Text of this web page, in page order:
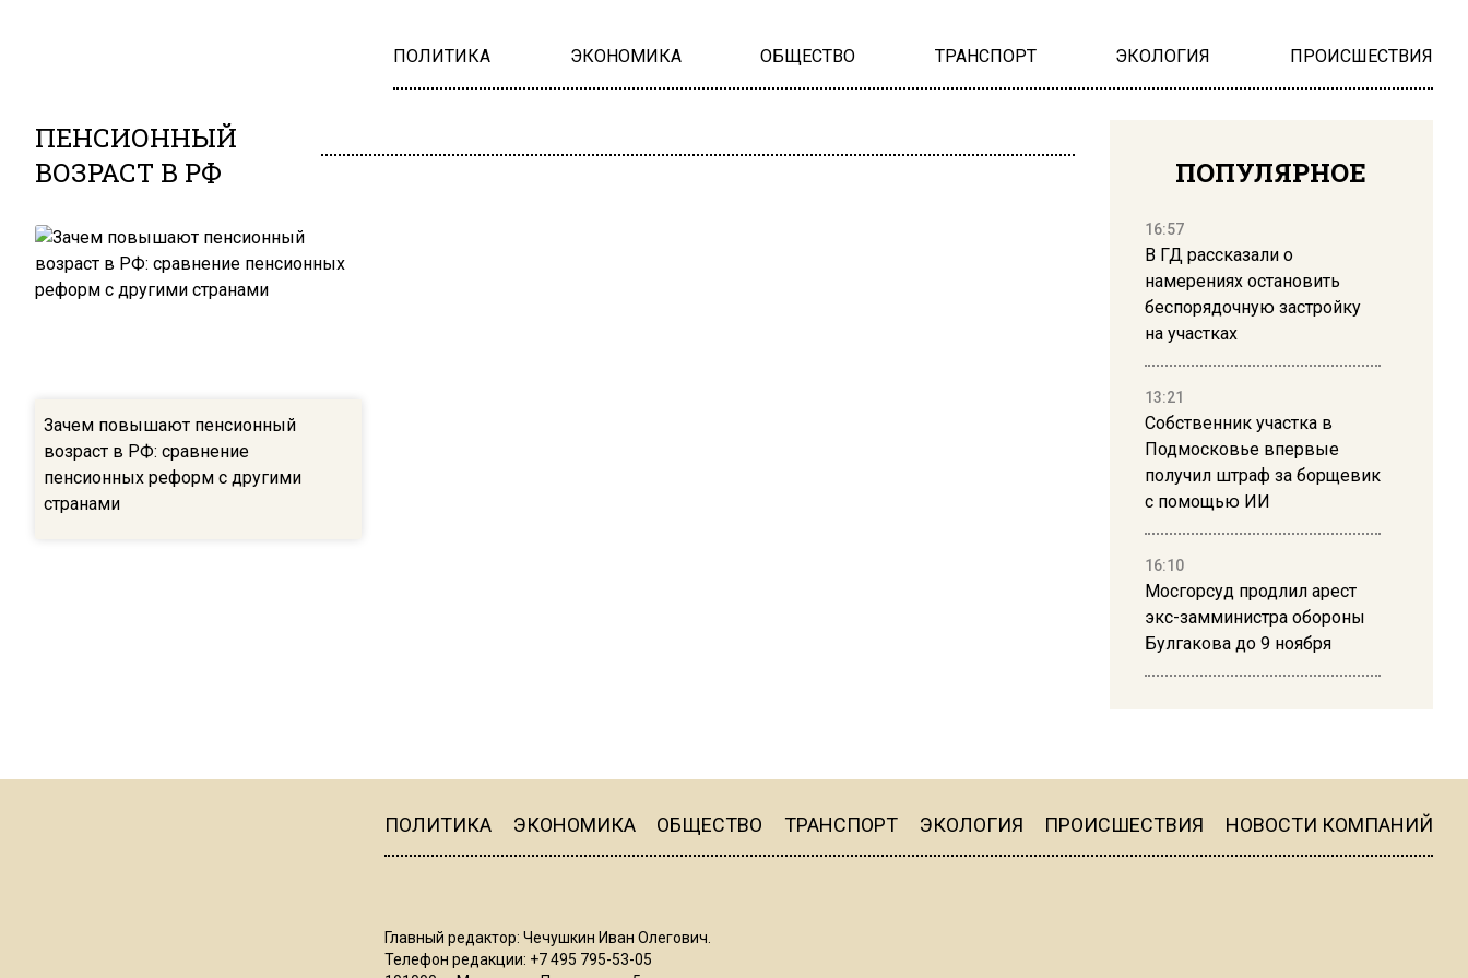
ПОЛИТИКА ЭКОНОМИКА ОБЩЕСТВО ТРАНСПОРТ ЭКОЛОГИЯ ПРОИСШЕСТВИЯ
ПЕНСИОННЫЙ
ВОЗРАСТ В РФ
Зачем повышают пенсионный
возраст в РФ: сравнение
пенсионных реформ с другими
странами
ПОПУЛЯРНОЕ
16:57
В ГД рассказали о
намерениях остановить
беспорядочную застройку
на участках
13:21
Собственник участка в
Подмосковье впервые
получил штраф за борщевик
с помощью ИИ
16:10
Мосгорсуд продлил арест
экс-замминистра обороны
Булгакова до 9 ноября
16:19
ПОЛИТИКА ЭКОНОМИКА ОБЩЕСТВО ТРАНСПОРТ ЭКОЛОГИЯ ПРОИСШЕСТВИЯ НОВОСТИ КОМПАНИЙ
Главный редактор: Чечушкин Иван Олегович.
Телефон редакции: +7 495 795-53-05